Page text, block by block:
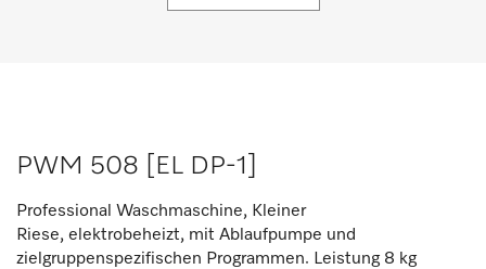
PWM 508 [EL DP-1]
Professional Waschmaschine, Kleiner
Riese, elektrobeheizt, mit Ablaufpumpe und
zielgruppenspezifischen Programmen. Leistung 8 kg